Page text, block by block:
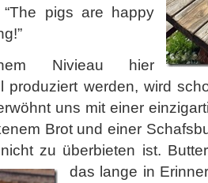
“The pigs are happy
Nivieau hier
produziert werden, wird
uns mit einer
Brot und einer
zu überbieten ist.
das lange in